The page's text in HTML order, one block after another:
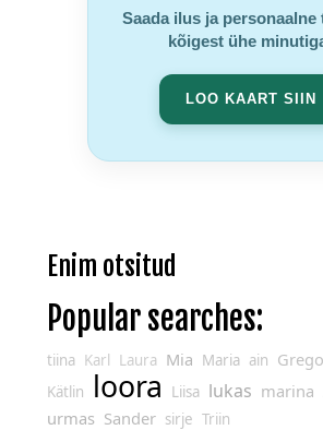
Saada ilus ja
kõigest ühe
LOO KAART SIIN
Enim otsitud
Popular searches:
tiina Karl Laura Mia Maria ain
Kätlin loora Liisa lukas marina
urmas Sander sirje Triin